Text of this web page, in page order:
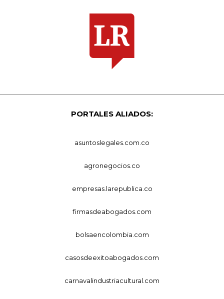
PORTALES ALIADOS:
asuntoslegales.com.co
agronegocios.co
empresas.larepublica.co
firmasdeabogados.com
bolsaencolombia.com
casosdeexitoabogados.com
carnavalindustriacultural.com